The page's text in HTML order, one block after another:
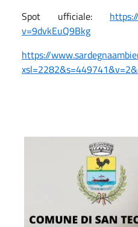
Spot ufficiale:
v=9dvkEuQ9Bkg
https://